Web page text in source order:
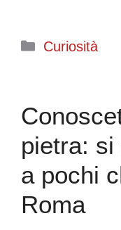
Categorie
Curiosità
pietra:
a pochi
Roma